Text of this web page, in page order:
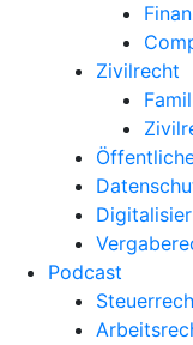
Zivilrecht
Podcast